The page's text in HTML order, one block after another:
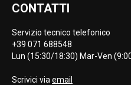
CONTATTI
Servizio tecnico telefonico
+39 071 688548
Lun (15:30/18:30) Mar-Ven
Scrivici via email